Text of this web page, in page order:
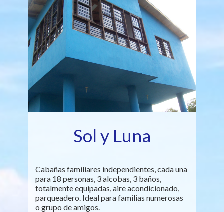
Sol y Luna
Cabañas familiares independientes, cada una
para 18 personas, 3 alcobas, 3 baños,
totalmente equipadas, aire acondicionado,
parqueadero. Ideal para familias numerosas
o grupo de amigos.